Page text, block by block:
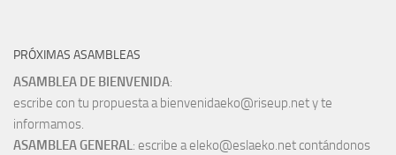
PRÓXIMAS ASAMBLEAS
ASAMBLEA DE BIENVENIDA:
escribe con tu propuesta a bienvenidaeko@riseup.net y te
informamos.
ASAMBLEA GENERAL: escribe a eleko@eslaeko.net contándonos